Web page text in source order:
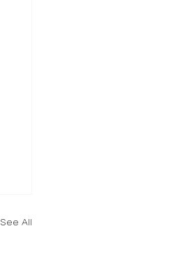
See All